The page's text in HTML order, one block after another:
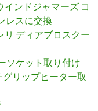
インドジャマーズ コ
レスに交換
リ ディアブロスクー
ソケット取り付け
グリップヒーター取